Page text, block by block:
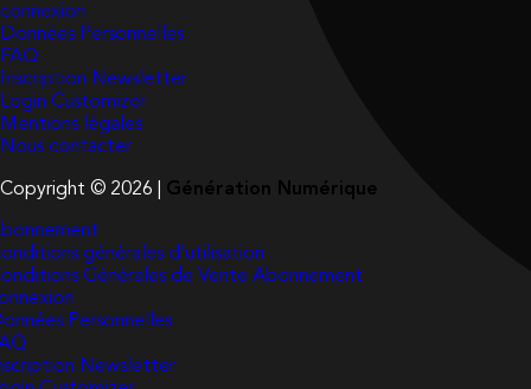
connexion
Données Personnelles
FAQ
Inscription Newsletter
Login Customizer
Mentions légales
Nous contacter
Copyright © 2026 | Génération Numérique
générales d’utilisation
Générales de Vente Abonnement
Personnelles
Newsletter